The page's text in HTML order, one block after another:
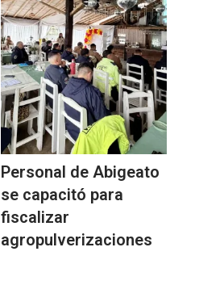
Personal de Abigeato
se capacitó para
fiscalizar
agropulverizaciones